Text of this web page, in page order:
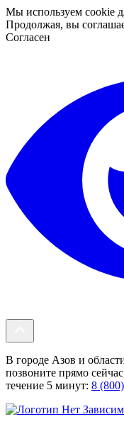
Мы используем cookie
Продолжая, вы
Согласен
В городе Азов и
позвоните прямо
течение 5 минут: 8